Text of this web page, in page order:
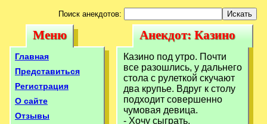
Поиск анекдотов:
Меню
Меню
Главная
Представиться
Регистрация
О сайте
Отзывы
Анекдот: Казино
под утро. Почти
все разошлись,
Анекдот: Казино
под утро. Почти
все разошлись,
Казино под утро. Почти
все разошлись, у дальнего
стола с рулеткой скучают
два крупье. Вдруг к столу
подходит совершенно
чумовая девица.
- Хочу сыграть.